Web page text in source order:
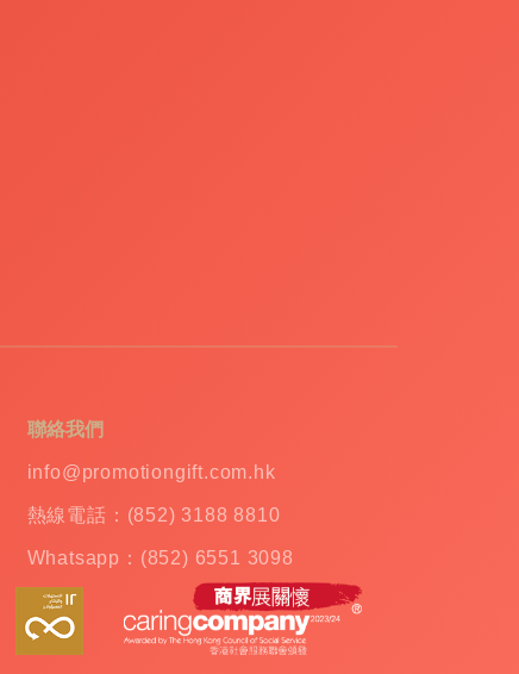
聯絡我們
info@promotiongift.com.hk
熱線電話：(852) 3188 8810
Whatsapp：(852) 6551 3098